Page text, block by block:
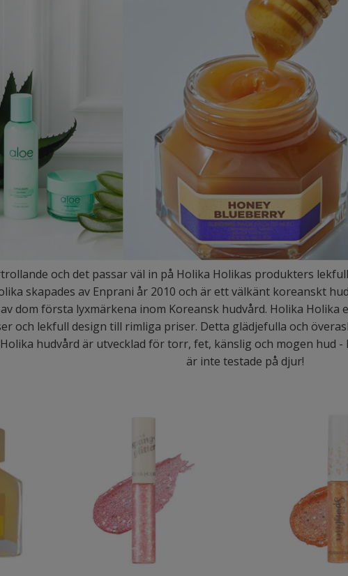
och detpassar väl in på Holika Holikas produkters
skapades av Enprani år 2010 och är ett välkänt koreanskt
dom första lyxmärkena inom Koreansk hudvård. Holika
och lekfull design till rimliga priser. Detta glädjefulla och
hudvård är utvecklad för torr, fet, känslig och mogen hud
är inte testade på djur!